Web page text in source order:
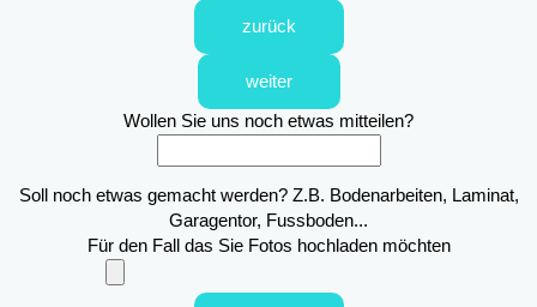
zurück
weiter
Wollen Sie uns noch etwas mitteilen?
Soll noch etwas gemacht werden? Z.B. Bodenarbeiten, Laminat,
Garagentor, Fussboden...
Für den Fall das Sie Fotos hochladen möchten